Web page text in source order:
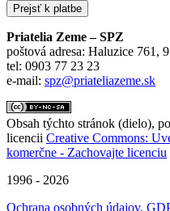
Priatelia Zeme – SPZ
poštová adresa: Haluzice 761,
tel: 0903 77 23 23
e-mail: spz@priateliazeme.sk
Obsah týchto stránok (dielo),
licencii Creative Commons:
komerčne - Zachovajte licenciu
1996 - 2026
Ochrana osobných údajov,